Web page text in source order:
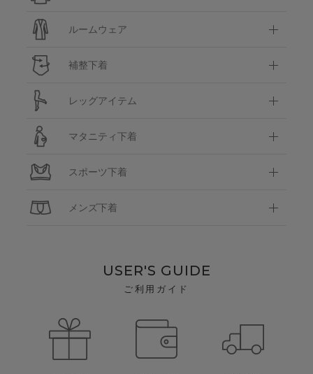
ルームウェア
補整下着
レッグアイテム
マタニティ下着
スポーツ下着
メンズ下着
USER'S GUIDE
ご利用ガイド